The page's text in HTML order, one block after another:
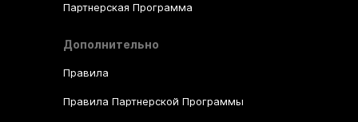
Партнерская Программа
Дополнительно
Правила
Правила Партнерской Программы